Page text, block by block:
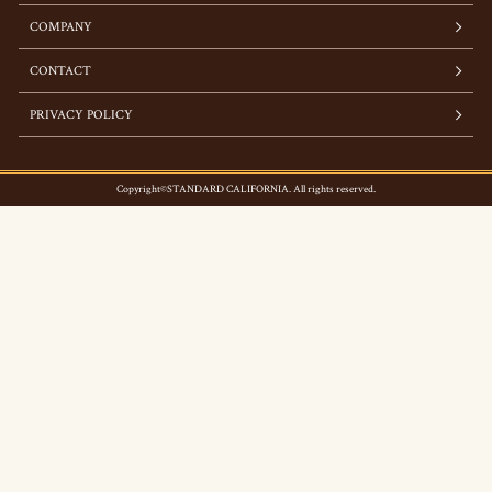
COMPANY
CONTACT
PRIVACY POLICY
Copyright©STANDARD CALIFORNIA. All rights reserved.